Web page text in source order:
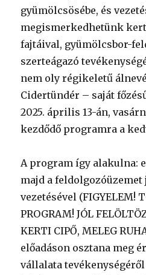
gyümölcsösébe, és
megismerkedhetünk
fajtáival, gyümölcsbor-
szerteágazó
nem oly régikeletű
Cidertündér – saját
2025. április 13-án,
kezdődő programra a
A program így alakulna:
majd a
vezetésével (FIGYELEM!
PROGRAM! JÓL
KERTI CIPŐ, MELEG
előadáson osztana meg
vállalata tevékenységéről